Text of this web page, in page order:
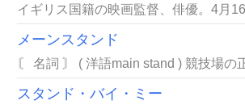
イギリス国籍の映画監督、俳優。4月
メーンスタンド
〘 名詞 〙 ( 洋語main stand ) 競技場
スタンド・バイ・ミー